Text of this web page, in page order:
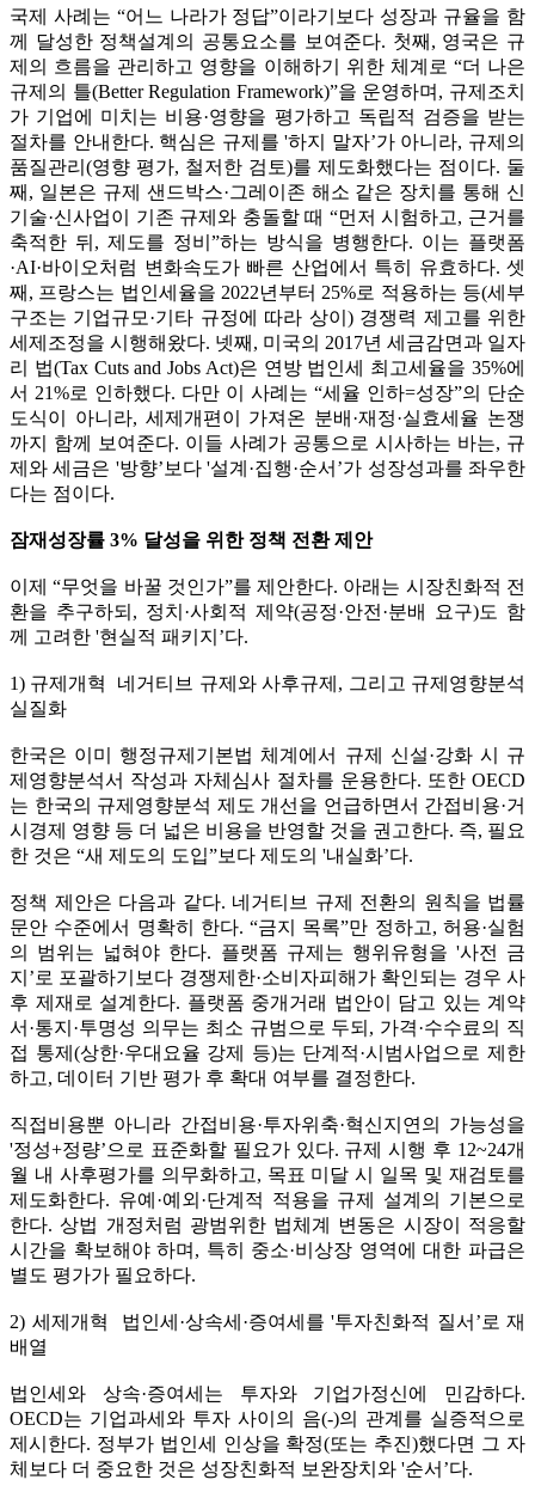
국제 사례는 “어느 나라가 정답”이라기보다 성장과 규율을 함
께 달성한 정책설계의 공통요소를 보여준다. 첫째, 영국은 규
제의 흐름을 관리하고 영향을 이해하기 위한 체계로 “더 나은
규제의 틀(Better Regulation Framework)”을 운영하며, 규제조치
가 기업에 미치는 비용·영향을 평가하고 독립적 검증을 받는
절차를 안내한다. 핵심은 규제를 '하지 말자’가 아니라, 규제의
품질관리(영향 평가, 철저한 검토)를 제도화했다는 점이다. 둘
째, 일본은 규제 샌드박스·그레이존 해소 같은 장치를 통해 신
기술·신사업이 기존 규제와 충돌할 때 “먼저 시험하고, 근거를
축적한 뒤, 제도를 정비”하는 방식을 병행한다. 이는 플랫폼
·AI·바이오처럼 변화속도가 빠른 산업에서 특히 유효하다. 셋
째, 프랑스는 법인세율을 2022년부터 25%로 적용하는 등(세부
구조는 기업규모·기타 규정에 따라 상이) 경쟁력 제고를 위한
세제조정을 시행해왔다. 넷째, 미국의 2017년 세금감면과 일자
리 법(Tax Cuts and Jobs Act)은 연방 법인세 최고세율을 35%에
서 21%로 인하했다. 다만 이 사례는 “세율 인하=성장”의 단순
도식이 아니라, 세제개편이 가져온 분배·재정·실효세율 논쟁
까지 함께 보여준다. 이들 사례가 공통으로 시사하는 바는, 규
제와 세금은 '방향’보다 '설계·집행·순서’가 성장성과를 좌우한
다는 점이다.
잠재성장률 3% 달성을 위한 정책 전환 제안
이제 “무엇을 바꿀 것인가”를 제안한다. 아래는 시장친화적 전
환을 추구하되, 정치·사회적 제약(공정·안전·분배 요구)도 함
께 고려한 '현실적 패키지’다.
1) 규제개혁 네거티브 규제와 사후규제, 그리고 규제영향분석
실질화
한국은 이미 행정규제기본법 체계에서 규제 신설·강화 시 규
제영향분석서 작성과 자체심사 절차를 운용한다. 또한 OECD
는 한국의 규제영향분석 제도 개선을 언급하면서 간접비용·거
시경제 영향 등 더 넓은 비용을 반영할 것을 권고한다. 즉, 필요
한 것은 “새 제도의 도입”보다 제도의 '내실화’다.
정책 제안은 다음과 같다. 네거티브 규제 전환의 원칙을 법률
문안 수준에서 명확히 한다. “금지 목록”만 정하고, 허용·실험
의 범위는 넓혀야 한다. 플랫폼 규제는 행위유형을 '사전 금
지’로 포괄하기보다 경쟁제한·소비자피해가 확인되는 경우 사
후 제재로 설계한다. 플랫폼 중개거래 법안이 담고 있는 계약
서·통지·투명성 의무는 최소 규범으로 두되, 가격·수수료의 직
접 통제(상한·우대요율 강제 등)는 단계적·시범사업으로 제한
하고, 데이터 기반 평가 후 확대 여부를 결정한다.
직접비용뿐 아니라 간접비용·투자위축·혁신지연의 가능성을
'정성+정량’으로 표준화할 필요가 있다. 규제 시행 후 12~24개
월 내 사후평가를 의무화하고, 목표 미달 시 일목 및 재검토를
제도화한다. 유예·예외·단계적 적용을 규제 설계의 기본으로
한다. 상법 개정처럼 광범위한 법체계 변동은 시장이 적응할
시간을 확보해야 하며, 특히 중소·비상장 영역에 대한 파급은
별도 평가가 필요하다.
2) 세제개혁 법인세·상속세·증여세를 '투자친화적 질서’로 재
배열
법인세와 상속·증여세는 투자와 기업가정신에 민감하다.
OECD는 기업과세와 투자 사이의 음(-)의 관계를 실증적으로
제시한다. 정부가 법인세 인상을 확정(또는 추진)했다면 그 자
체보다 더 중요한 것은 성장친화적 보완장치와 '순서’다.